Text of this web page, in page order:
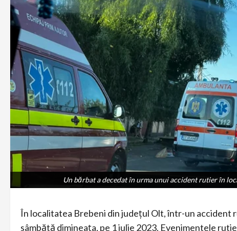
Un bărbat a decedat în urma unui accident rutier în
Un bărbat a decedat în urma unui accident rutier în
În localitatea Brebeni din județul Olt, într-un accident
sâmbătă dimineața, pe 1 iulie 2023. Evenimentele